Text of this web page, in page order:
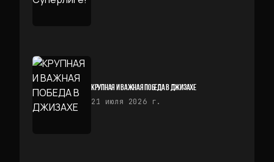
КРУПНАЯ И ВАЖНАЯ ПОБЕДА В ДЖИЗАХЕ
21 июля 2026 г.